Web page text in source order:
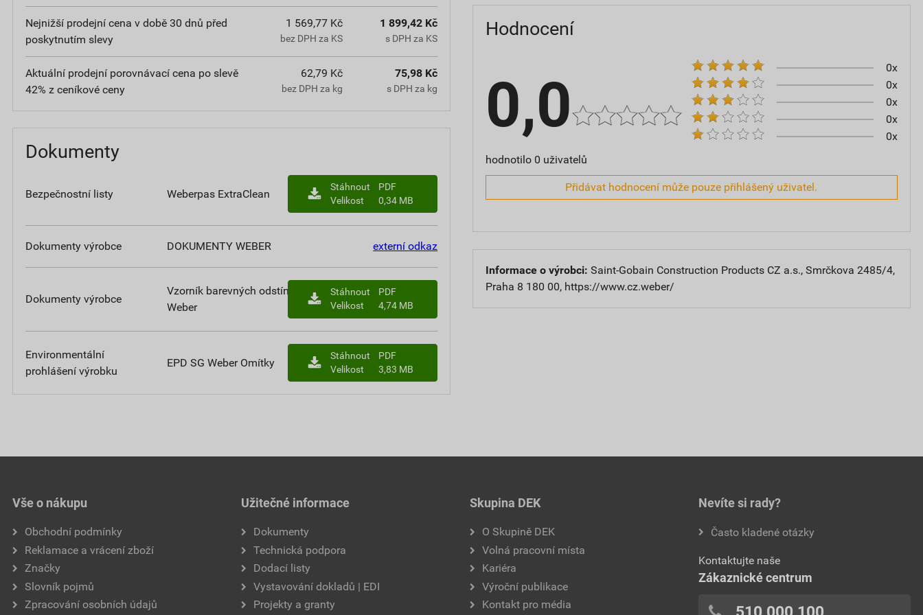
Nejnižší prodejní cena v době 30 dnů před
poskytnutím slevy
1 569,77 Kč
bez DPH za KS
1 899,42 Kč
s DPH za KS
Aktuální prodejní porovnávací cena po slevě
42% z ceníkové ceny
62,79 Kč
bez DPH za kg
75,98 Kč
s DPH za kg
Dokumenty
Bezpečnostní listy Weberpas ExtraClean
Stáhnout
PDF
Velikost
0,34 MB
Dokumenty výrobce DOKUMENTY WEBER externí odkaz
Dokumenty výrobce
Vzorník barevných odstínů
Weber
Stáhnout
PDF
Velikost
4,74 MB
Environmentální
prohlášení výrobku
EPD SG Weber Omítky
Stáhnout
PDF
Velikost
3,83 MB
Hodnocení
0,0
hodnotilo 0 uživatelů
0x
0x
0x
0x
0x
Přidávat hodnocení může pouze přihlášený uživatel.
Informace o výrobci: Saint-Gobain Construction Products CZ a.s., Smrčkova 2485/4,
Praha 8 180 00, https://www.cz.weber/
Vše o nákupu
Obchodní podmínky
Reklamace a vrácení zboží
Značky
Slovník pojmů
Zpracování osobních údajů
Užitečné informace
Dokumenty
Technická podpora
Dodací listy
Vystavování dokladů | EDI
Projekty a granty
Skupina DEK
O Skupině DEK
Volná pracovní místa
Kariéra
Výroční publikace
Kontakt pro média
Nevíte si rady?
Často kladené otázky
Kontaktujte naše
Zákaznické centrum